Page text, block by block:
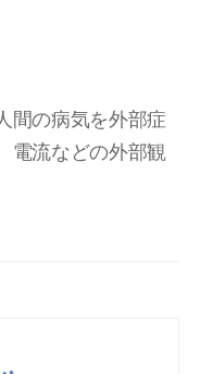
間の病気を外部症
電流などの外部観